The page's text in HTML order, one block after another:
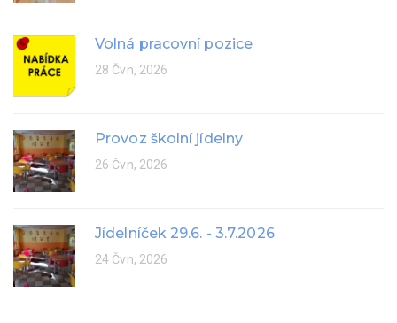
Volná pracovní pozice
28 Čvn, 2026
Provoz školní jídelny
26 Čvn, 2026
Jídelníček 29.6. - 3.7.2026
24 Čvn, 2026